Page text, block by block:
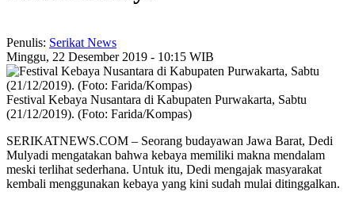
Penulis: Serikat News
Minggu, 22 Desember 2019 - 10:15 WIB
Festival Kebaya Nusantara di Kabupaten Purwakarta, Sabtu
(21/12/2019). (Foto: Farida/Kompas)
SERIKATNEWS.COM – Seorang budayawan Jawa Barat, Dedi
Mulyadi mengatakan bahwa kebaya memiliki makna mendalam
meski terlihat sederhana. Untuk itu, Dedi mengajak masyarakat
kembali menggunakan kebaya yang kini sudah mulai ditinggalkan.